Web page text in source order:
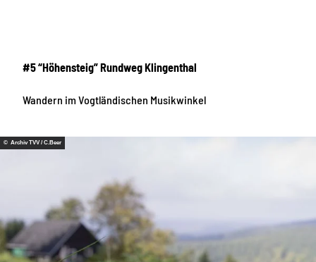
#5 “Höhensteig” Rundweg Klingenthal
Wandern im Vogtländischen Musikwinkel
© Archiv TVV / C.Beer